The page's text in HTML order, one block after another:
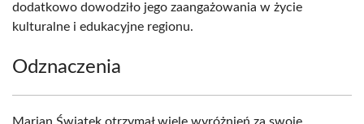
dodatkowo dowodziło jego zaangażowania w życie
kulturalne i edukacyjne regionu.
Odznaczenia